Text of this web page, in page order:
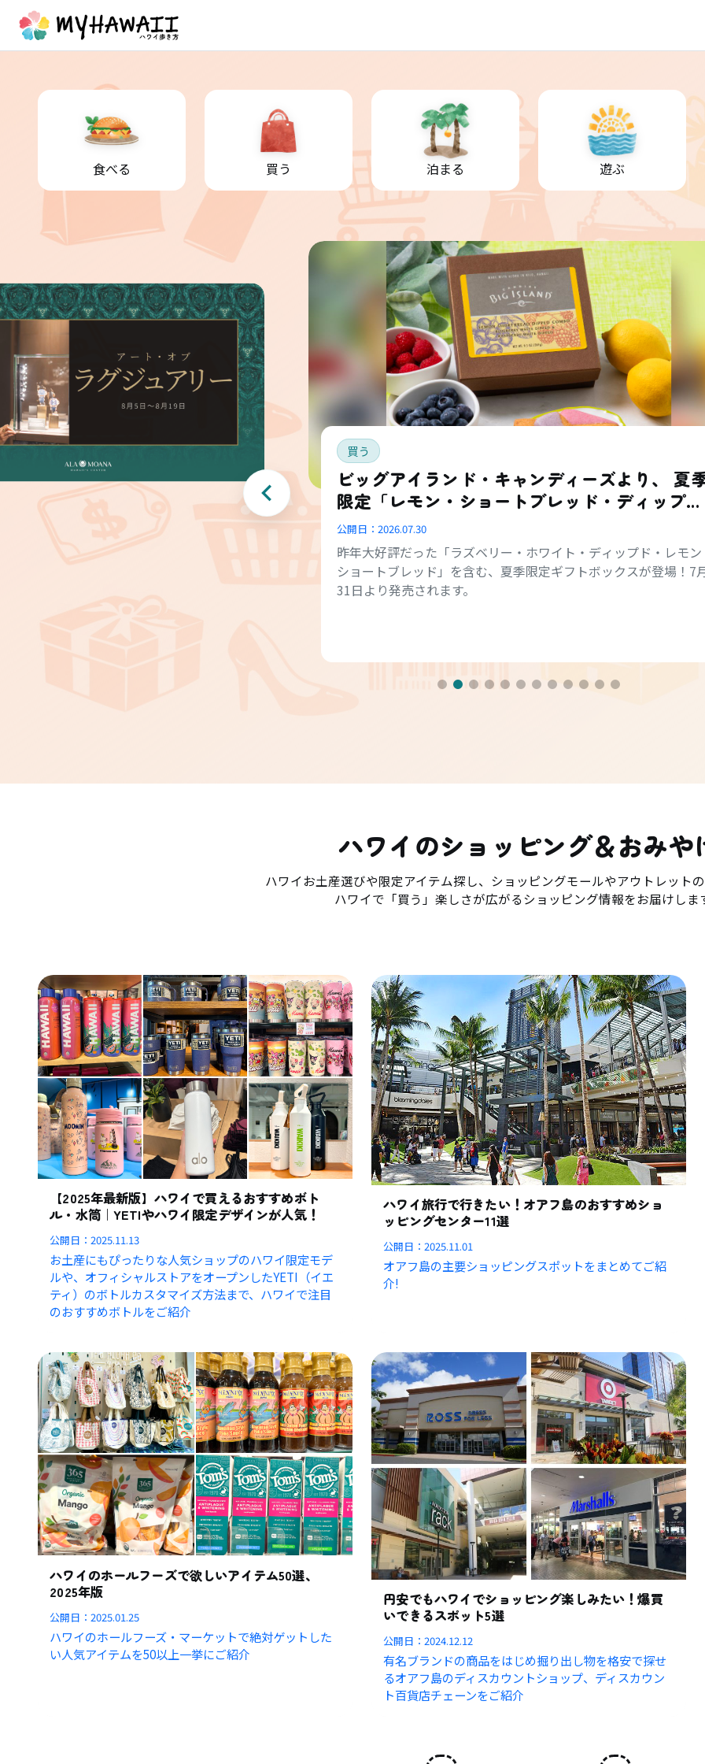
食べる 買う 泊まる 遊ぶ
買う
ビッグアイランド・キャンディーズより、 夏季
限定「レモン・ショートブレッド・ディップ
ド・コンボ・ボックス」登場
公開日： 2026.07.30
昨年大好評だった「ラズベリー・ホワイト・ディップド・レモ
ショートブレッド」を含む、夏季限定ギフトボックスが登場！7
31日より発売されます。
ハワイのショッピング＆おみや
ハワイお土産選びや限定アイテム探し、ショッピングモールやアウトレット
ハワイで「買う」楽しさが広がるショッピング情報をお届けしま
【2025年最新版】ハワイで買えるおすすめボト
ル・水筒｜YETIやハワイ限定デザインが人気！
公開日：2025.11.13
お土産にもぴったりな人気ショップのハワイ限定モデ
ルや、オフィシャルストアをオープンしたYETI（イエ
ティ）のボトルカスタマイズ方法まで、ハワイで注目
のおすすめボトルをご紹介
ハワイ旅行で行きたい！オアフ島のおすすめショ
ッピングセンター11選
公開日：2025.11.01
オアフ島の主要ショッピングスポットをまとめてご紹
介!
ハワイのホールフーズで欲しいアイテム50選、
2025年版
公開日：2025.01.25
ハワイのホールフーズ・マーケットで絶対ゲットした
い人気アイテムを50以上一挙にご紹介
円安でもハワイでショッピング楽しみたい！爆買
いできるスポット5選
公開日：2024.12.12
有名ブランドの商品をはじめ掘り出し物を格安で探せ
るオアフ島のディスカウントショップ、ディスカウン
ト百貨店チェーンをご紹介